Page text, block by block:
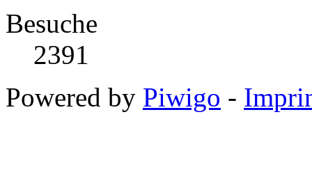
Besuche
2391
Powered by Piwigo -